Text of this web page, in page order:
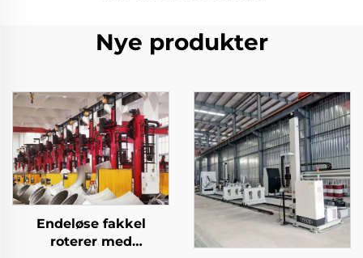
Nye produkter
Endeløse fakkel
roterer med